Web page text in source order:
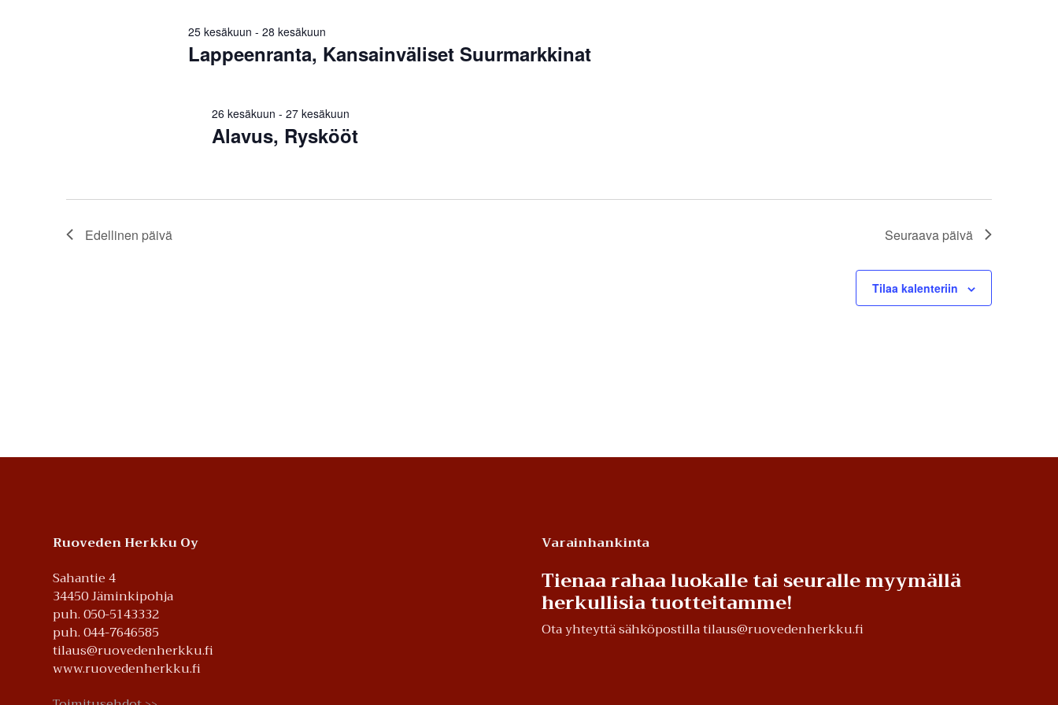
Lappeenranta, Kansainväliset Suurmarkkinat
25 kesäkuun - 28 kesäkuun
Alavus, Ryskööt
26 kesäkuun - 27 kesäkuun
Edellinen päivä Seuraava päivä
Tilaa kalenteriin
Footer
Ruoveden Herkku Oy
Sahantie 4
34450 Jäminkipohja
puh. 050-5143332
puh. 044-7646585
tilaus@ruovedenherkku.fi
www.ruovedenherkku.fi
Varainhankinta
Tienaa rahaa luokalle tai seuralle myymällä
herkullisia tuotteitamme!
Ota yhteyttä sähköpostilla tilaus@ruovedenherkku.fi